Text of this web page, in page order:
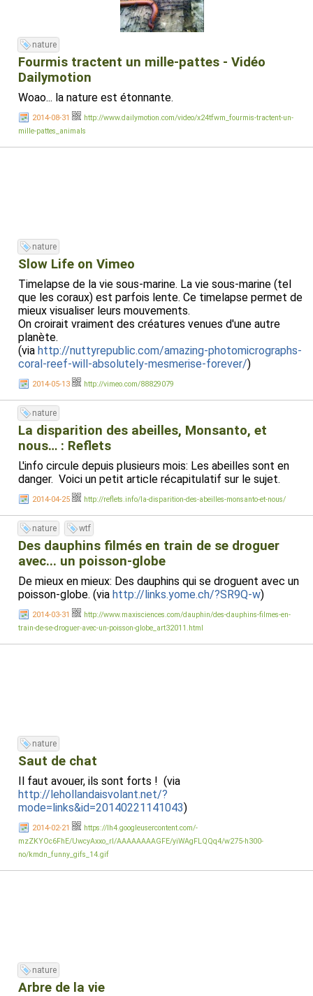
nature
Fourmis tractent un mille-pattes - Vidéo
Dailymotion
Woao... la nature est étonnante.
2014-08-31
http://www.dailymotion.com/video/x24tfwm_fourmis-tractent-un-
mille-pattes_animals
nature
Slow Life on Vimeo
Timelapse de la vie sous-marine. La vie sous-marine (tel
que les coraux) est parfois lente. Ce timelapse permet de
mieux visualiser leurs mouvements.
On croirait vraiment des créatures venues d'une autre
planète.
(via http://nuttyrepublic.com/amazing-photomicrographs-
coral-reef-will-absolutely-mesmerise-forever/)
2014-05-13 http://vimeo.com/88829079
nature
La disparition des abeilles, Monsanto, et
nous… : Reflets
L'info circule depuis plusieurs mois: Les abeilles sont en
danger. Voici un petit article récapitulatif sur le sujet.
2014-04-25 http://reflets.info/la-disparition-des-abeilles-monsanto-et-nous/
nature wtf
Des dauphins filmés en train de se droguer
avec... un poisson-globe
De mieux en mieux: Des dauphins qui se droguent avec un
poisson-globe. (via http://links.yome.ch/?SR9Q-w)
2014-03-31
http://www.maxisciences.com/dauphin/des-dauphins-filmes-en-
train-de-se-droguer-avec-un-poisson-globe_art32011.html
nature
Saut de chat
Il faut avouer, ils sont forts ! (via
http://lehollandaisvolant.net/?
mode=links&id=20140221141043)
2014-02-21
https://lh4.googleusercontent.com/-
mzZKYOc6FhE/UwcyAxxo_rI/AAAAAAAAGFE/yiWAgFLQQq4/w275-h300-
no/kmdn_funny_gifs_14.gif
nature
Arbre de la vie